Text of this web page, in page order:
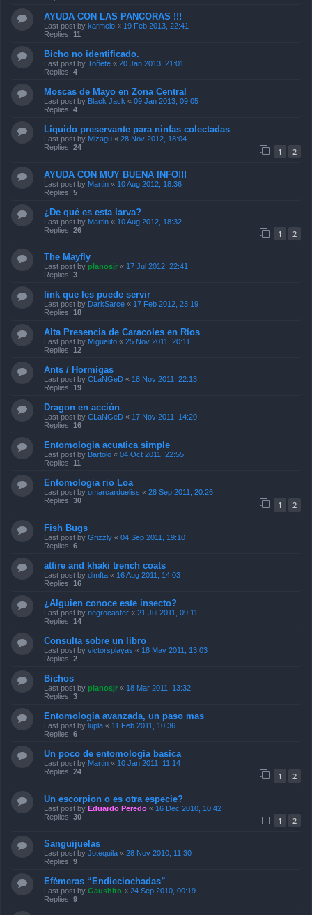
AYUDA CON LAS PANCORAS !!!
Last post by karmelo « 19 Feb 2013, 22:41
Replies: 11
Bicho no identificado.
Last post by Toñete « 20 Jan 2013, 21:01
Replies: 4
Moscas de Mayo en Zona Central
Last post by Black Jack « 09 Jan 2013, 09:05
Replies: 4
Líquido preservante para ninfas colectadas
Last post by Mizagu « 28 Nov 2012, 18:04
Replies: 24 1 2
AYUDA CON MUY BUENA INFO!!!
Last post by Martin « 10 Aug 2012, 18:36
Replies: 5
¿De qué es esta larva?
Last post by Martin « 10 Aug 2012, 18:32
Replies: 26 1 2
The Mayfly
Last post by planosjr « 17 Jul 2012, 22:41
Replies: 3
link que les puede servir
Last post by DarkSarce « 17 Feb 2012, 23:19
Replies: 18
Alta Presencia de Caracoles en Ríos
Last post by Miguelito « 25 Nov 2011, 20:11
Replies: 12
Ants / Hormigas
Last post by CLaNGeD « 18 Nov 2011, 22:13
Replies: 19
Dragon en acción
Last post by CLaNGeD « 17 Nov 2011, 14:20
Replies: 16
Entomologia acuatica simple
Last post by Bartolo « 04 Oct 2011, 22:55
Replies: 11
Entomologia rio Loa
Last post by omarcardueliss « 28 Sep 2011, 20:26
Replies: 30 1 2
Fish Bugs
Last post by Grizzly « 04 Sep 2011, 19:10
Replies: 6
attire and khaki trench coats
Last post by dimfta « 16 Aug 2011, 14:03
Replies: 16
¿Alguien conoce este insecto?
Last post by negrocaster « 21 Jul 2011, 09:11
Replies: 14
Consulta sobre un libro
Last post by victorsplayas « 18 May 2011, 13:03
Replies: 2
Bichos
Last post by planosjr « 18 Mar 2011, 13:32
Replies: 3
Entomologia avanzada, un paso mas
Last post by lupla « 11 Feb 2011, 10:36
Replies: 6
Un poco de entomologia basica
Last post by Martin « 10 Jan 2011, 11:14
Replies: 24 1 2
Un escorpion o es otra especie?
Last post by Eduardo Peredo « 16 Dec 2010, 10:42
Replies: 30 1 2
Sanguijuelas
Last post by Jotequila « 28 Nov 2010, 11:30
Replies: 9
Efémeras “Endieciochadas”
Last post by Gaushito « 24 Sep 2010, 00:19
Replies: 9